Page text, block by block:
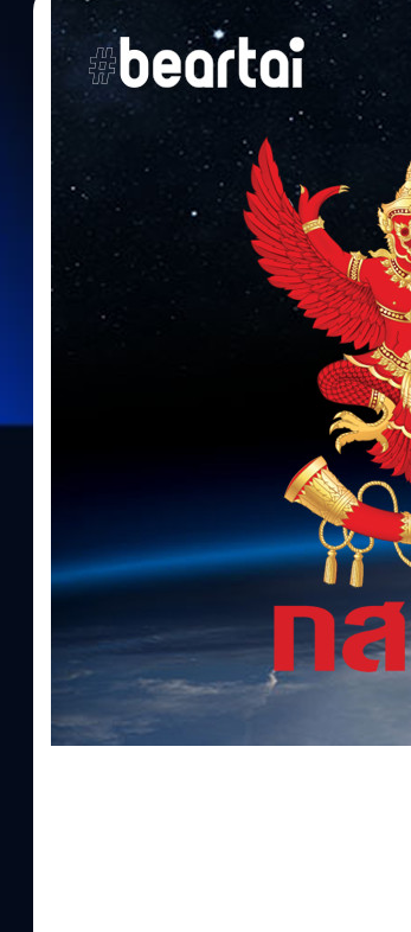
10/06/2020
ณัชธนัท จุโฬทก| 2250 days ago
Read More
กสทช. เผยแพ็กเกจสำหรับประมูลให้ใ
ก่อนหน้านี้เราเริ่มได้ยินกันมาบ้างแล้วว่า ประเทศ
จัดสรรรูปแบบให้ใบอนุญาต เช่นเดียวกับกิจการโท
ข่ายงานสำหรับการให้ใบอนุญาตดาวเทียมแล้ว โดย
เลือกผู้ประกอบการเพื่อให้ใบอนุญาตในอนาคต โด
ใช้วิธีแบ่งแพ็กเกจตามวงโคจร (Slot) ซึ่งมีทั้งหมด
และ N1) และ วงโคจร 51E (ข่ายงาน 51)ชุดที่ 2 ปร
ที่ 3 ประกอบด้วย วงโคจร 119.5E (ข่ายงาน IP1,